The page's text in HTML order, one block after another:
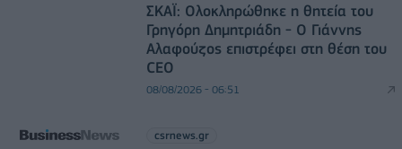
ΣΚΑΪ: Ολοκληρώθηκε η θητεία του
Γρηγόρη Δημητριάδη - Ο Γιάννης
Αλαφούζος επιστρέφει στη θέση του
CEO
08/08/2026 - 06:51
csrnews.gr